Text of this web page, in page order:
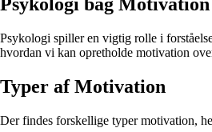
Psykologi bag Motivation
Psykologi spiller en vigtig rolle i
hvordan vi kan opretholde motivation
Typer af Motivation
Der findes forskellige typer motivation,